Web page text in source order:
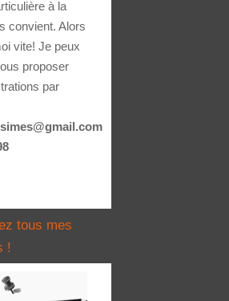
à la
convient. Alors
vite! Je peux
proposer
par
tous mes
!